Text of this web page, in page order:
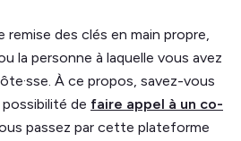
remise des clés en main propre,
la personne à laquelle vous avez
À ce propos, savez-vous
de faire appel à un co-
passez par cette plateforme